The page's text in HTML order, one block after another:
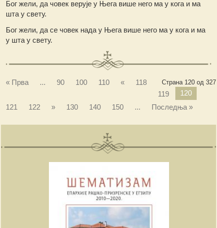
Бог жели, да човек верује у Њега више него ма у кога и ма
шта у свету.
Бог жели, да се човек нада у Њега више него ма у кога и ма
у шта у свету.
Страна 120 од 327
« Прва ... 90 100 110 «
118
119
120
121
122 » 130 140 150 ... Последња »